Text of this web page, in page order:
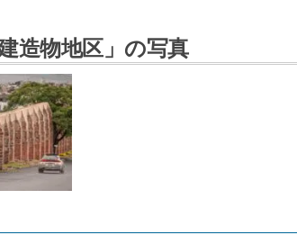
造物地区」の写真